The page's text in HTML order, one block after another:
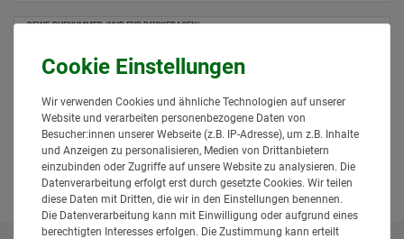
DEINE RUFNUMMER (NUR FÜR RÜCKFRAGEN)
Hiermit bestätige ich, dass ich dieDaten­schutz­erklärung
habe.
Anfrage senden
Wir verwenden Cookies und ähnliche Technologien auf unserer
Website und verarbeiten personenbezogene Daten von
Besucher:innen unserer Webseite (z.B. IP-Adresse), um z.B. Inhalte
und Anzeigen zu personalisieren, Medien von Drittanbietern
einzubinden oder Zugriffe auf unsere Website zu analysieren. Die
Datenverarbeitung erfolgt erst durch gesetzte Cookies. Wir teilen
diese Daten mit Dritten, die wir in den Einstellungen benennen.
Die Datenverarbeitung kann mit Einwilligung oder aufgrund eines
berechtigten Interesses erfolgen. Die Zustimmung kann erteilt